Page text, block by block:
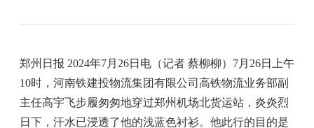
郑州日报 2024年7月26日电（记者 蔡柳柳）7月26日上午
10时，河南铁建投物流集团有限公司高铁物流业务部副
主任高宇飞步履匆匆地穿过郑州机场北货运站，炎炎烈
日下，汗水已浸透了他的浅蓝色衬衫。他此行的目的是